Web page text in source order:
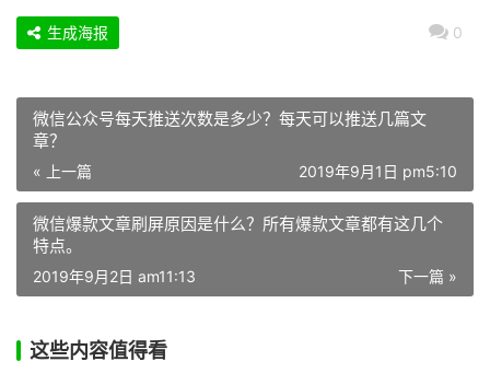
0
生成海报
微信公众号每天推送次数是多少？每天可以推送几篇文
章？
« 上一篇 2019年9月1日 pm5:10
微信爆款文章刷屏原因是什么？所有爆款文章都有这几个
特点。
下一篇 »
2019年9月2日 am11:13
这些内容值得看